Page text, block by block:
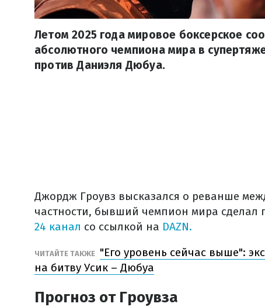
Летом 2025 года мировое боксерское
абсолютного чемпиона мира в
против Даниэля Дюбуа.
Джордж Гроувз высказался о реванше
частности, бывший чемпион мира сделал
24 канал со ссылкой на DAZN.
ЧИТАЙТЕ ТАКЖЕ "Его уровень сейчас выше":
на битву Усик – Дюбуа
Прогноз от Гроувза